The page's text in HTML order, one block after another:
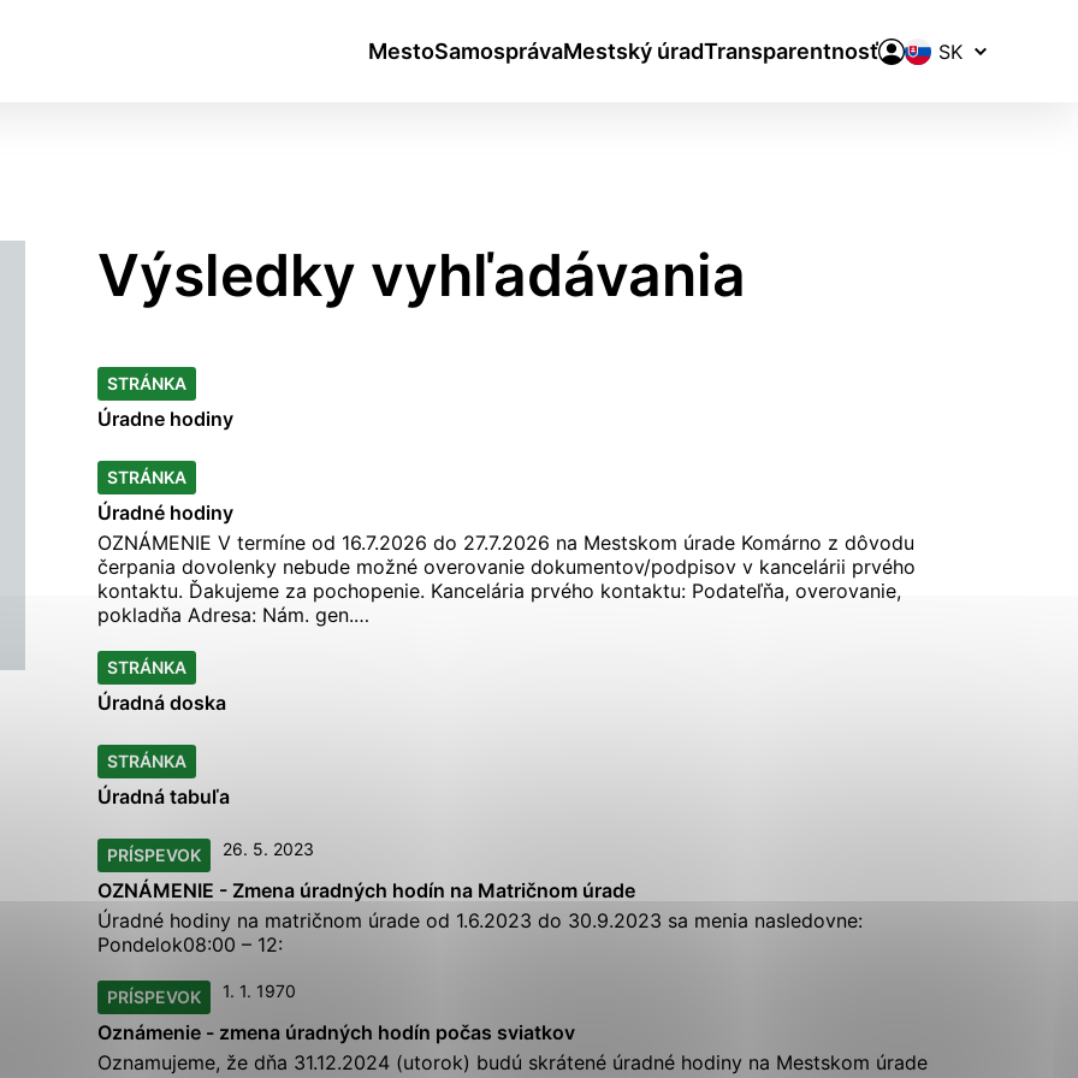
MestoSamosprávaMestský úradTransparentnosť
Prepínač
jazykov
Výsledky vyhľadávania
STRÁNKA
Úradne hodiny
STRÁNKA
Úradné hodiny
OZNÁMENIE V termíne od 16.7.2026 do 27.7.2026 na Mestskom úrade Komárno z dôvodu
čerpania dovolenky nebude možné overovanie dokumentov/podpisov v kancelárii prvého
kontaktu. Ďakujeme za pochopenie. Kancelária prvého kontaktu: Podateľňa, overovanie,
pokladňa Adresa: Nám. gen.…
STRÁNKA
Úradná doska
STRÁNKA
Úradná tabuľa
PRÍSPEVOK 26. 5. 2023
OZNÁMENIE - Zmena úradných hodín na Matričnom úrade
Úradné hodiny na matričnom úrade od 1.6.2023 do 30.9.2023 sa menia nasledovne:
Pondelok08:00 – 12:
PRÍSPEVOK 1. 1. 1970
Oznámenie - zmena úradných hodín počas sviatkov
Oznamujeme, že dňa 31.12.2024 (utorok) budú skrátené úradné hodiny na Mestskom úrade
ktorých webové stránky môžu ukladať informácie o vašej aktivite a preferenciách.
aby si webový prehliadač zapamätoval Vaše prihlásenie alebo aby sa uložila
ktorú chcete povoliť
Analytické cookies
pre prevádzku nevyhnutné a pomáhajú urobiť webové stránky uplatniteľnými tým,
ako je navigácia na stránke a prístup k zabezpečeným oblastiam webovej
cookie nemôže web správne fungovať.
prevádzkovateľovi stránok pochopiť, ako návštevníci stránok stránku používajú,
a ponúknuť im lepšiu skúsenosť. Všetky dáta sa zbierajú anonymne a nie je
osobou.
Povoliť všetko Uložiť nastavenia